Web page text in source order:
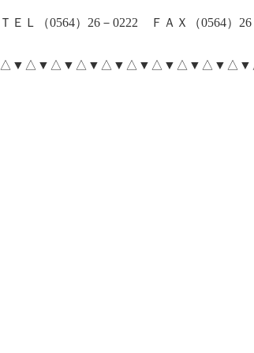
ＴＥＬ（0564） 26 － 0222 ＦＡＸ（0564） 26